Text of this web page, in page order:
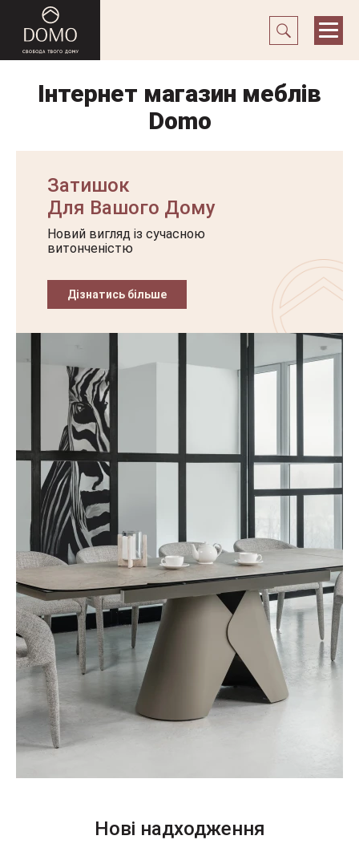
Інтернет магазин меблів
Domo
Затишок
Для Вашого Дому
Новий вигляд із сучасною
витонченістю
Дізнатись більше
Нові надходження